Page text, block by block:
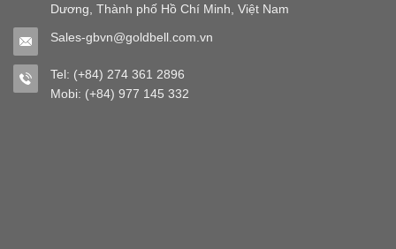
Dương, Thành phố Hồ Chí Minh, Việt Nam
Sales-gbvn@goldbell.com.vn
Tel: (+84) 274 361 2896
Mobi: (+84) 977 145 332